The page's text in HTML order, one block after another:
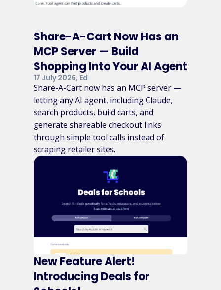
Share-A-Cart Now Has an
MCP Server — Build
Shopping Into Your AI Agent
17 July 2026, Ed
Share-A-Cart now has an MCP server —
letting any AI agent, including Claude,
search products, build carts, and
generate shareable checkout links
through simple tool calls instead of
scraping retailer sites.
New Feature Alert!
Introducing Deals for